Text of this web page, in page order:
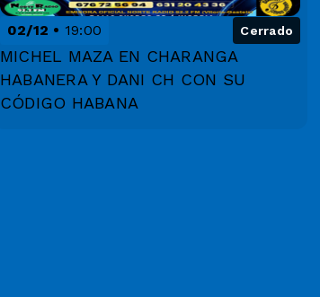
02/12 19:00 Cerrado
MICHEL MAZA EN CHARANGA
HABANERA Y DANI CH CON SU
CÓDIGO HABANA